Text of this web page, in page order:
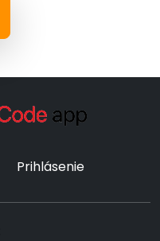
Prihlásenie